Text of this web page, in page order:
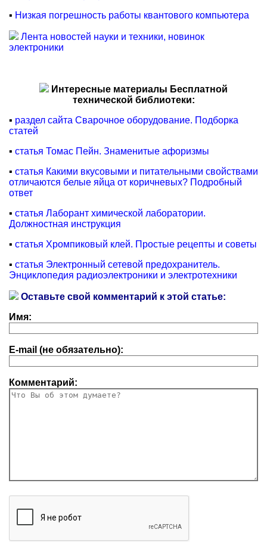
▪ Низкая погрешность работы квантового компьютера
Лента новостей науки и техники, новинок
электроники
Интересные материалы Бесплатной
технической библиотеки:
▪ раздел сайта Сварочное оборудование. Подборка
статей
▪ статья Томас Пейн. Знаменитые афоризмы
▪ статья Какими вкусовыми и питательными свойствами
отличаются белые яйца от коричневых? Подробный
ответ
▪ статья Лаборант химической лаборатории.
Должностная инструкция
▪ статья Хромпиковый клей. Простые рецепты и советы
▪ статья Электронный сетевой предохранитель.
Энциклопедия радиоэлектроники и электротехники
Оставьте свой комментарий к этой статье:
Имя:
E-mail (не обязательно):
Комментарий: